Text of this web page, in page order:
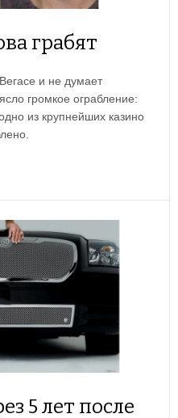
грабят
и не думает
громкое ограбление:
из крупнейших казино
5 лет после